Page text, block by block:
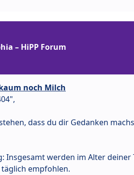
– HiPP Forum
noch Milch
dass du dir Gedanken
Insgesamt werden im Alter deiner
empfohlen.